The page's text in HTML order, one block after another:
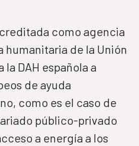
como agencia
humanitaria de la Unión
DAH española a
de ayuda
como es el caso de
público-privado
a energía a los